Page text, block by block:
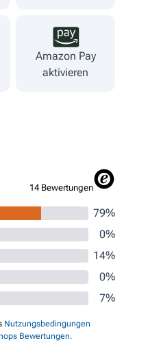
Amazon Pay
aktivieren